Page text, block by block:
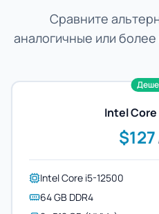
Сравните
аналогичные или
Intel
$127
Intel Core i5-12500
64 GB DDR4